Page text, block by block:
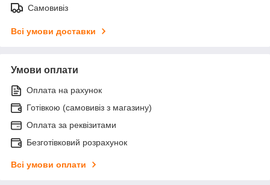
Самовивіз
Всі умови доставки
Умови оплати
Оплата на рахунок
Готівкою (самовивіз з магазину)
Оплата за реквізитами
Безготівковий розрахунок
Всі умови оплати